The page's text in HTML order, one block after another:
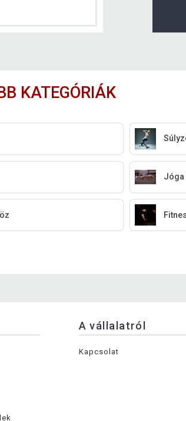
KATEGÓRIÁK
Jóga
A vállalatról
Kapcsolat